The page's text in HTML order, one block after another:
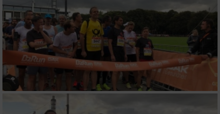
Erstellung von Profilen zur Personalisierung
von Inhalten
Verwendung von Profilen zur Auswahl
personalisierter Inhalte
Messung der Werbeleistung
Messung der Performance von Inhalten